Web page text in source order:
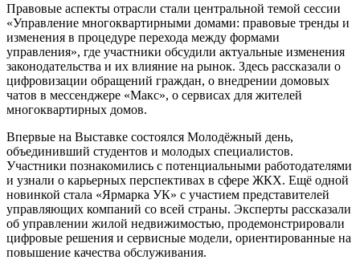
Правовые аспекты отрасли стали центральной темой сессии
«Управление многоквартирными домами: правовые тренды и
изменения в процедуре перехода между формами
управления», где участники обсудили актуальные изменения
законодательства и их влияние на рынок. Здесь рассказали о
цифровизации обращений граждан, о внедрении домовых
чатов в мессенджере «Макс», о сервисах для жителей
многоквартирных домов.
Впервые на Выставке состоялся Молодёжный день,
объединивший студентов и молодых специалистов.
Участники познакомились с потенциальными работодателями
и узнали о карьерных перспективах в сфере ЖКХ. Ещё одной
новинкой стала «Ярмарка УК» с участием представителей
управляющих компаний со всей страны. Эксперты рассказали
об управлении жилой недвижимостью, продемонстрировали
цифровые решения и сервисные модели, ориентированные на
повышение качества обслуживания.